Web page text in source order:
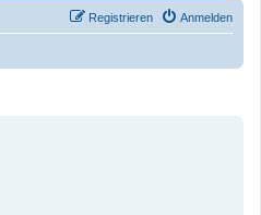
Anmelden
Registrieren